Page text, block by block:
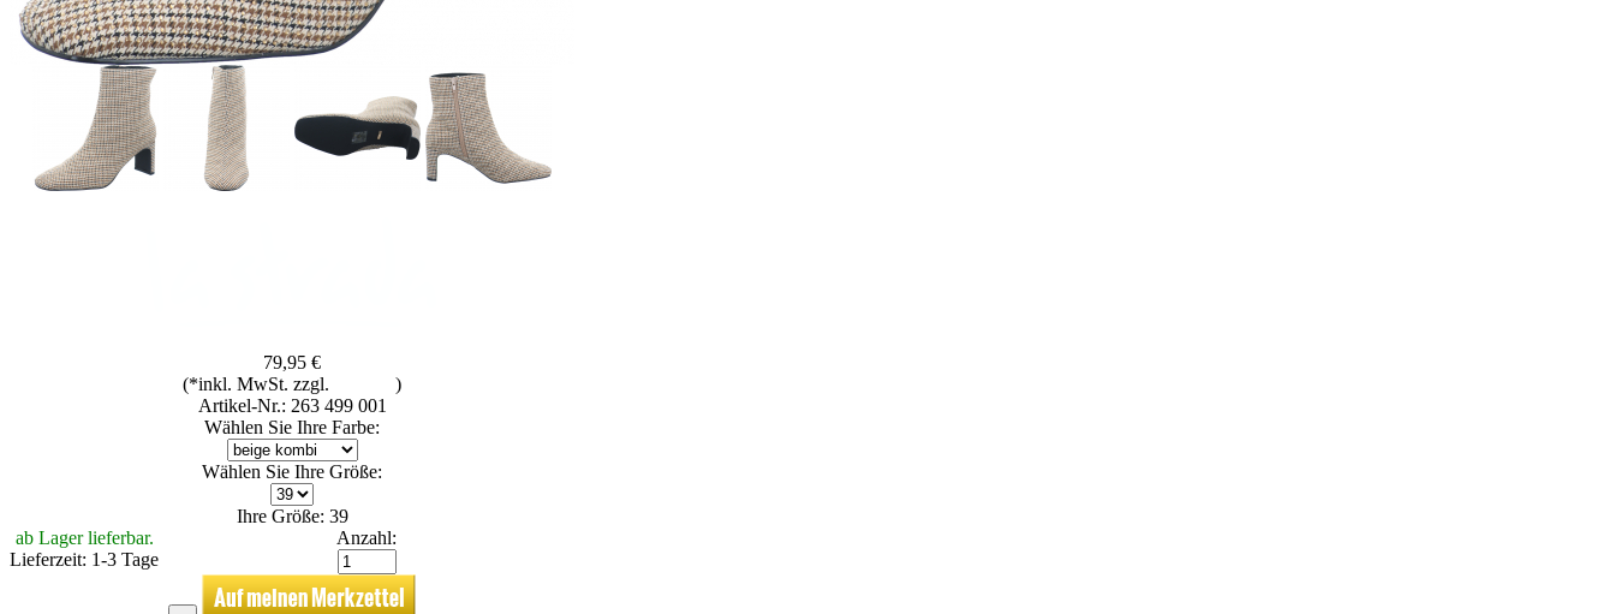
79,95 €
(*inkl. MwSt. zzgl.
)
Artikel-Nr.: 263 499 001
Wählen Sie Ihre Farbe:
Wählen Sie Ihre Größe:
Ihre Größe: 39
ab Lager lieferbar.
Lieferzeit: 1-3 Tage
Anzahl: